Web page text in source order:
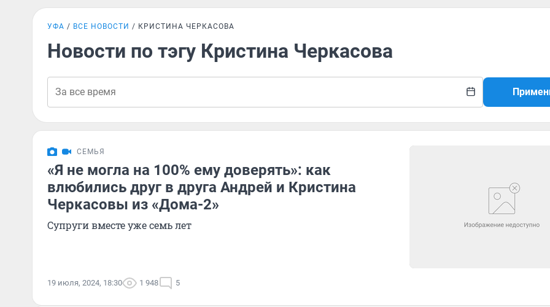
УФА ВСЕ НОВОСТИ КРИСТИНА ЧЕРКАСОВА
Новости по тэгу Кристина Черкасова
СЕМЬЯ
«Я не могла на 100% ему доверять»: как
влюбились друг в друга Андрей и Кристина
Черкасовы из «Дома-2»
Супруги вместе уже семь лет
19 июля, 2024, 18:30 1 948 5